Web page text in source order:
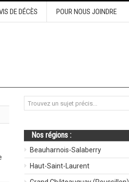
DE DÉCÈS POUR NOUS JOINDRE
Nos régions :
Beauharnois-Salaberry
Haut-Saint-Laurent